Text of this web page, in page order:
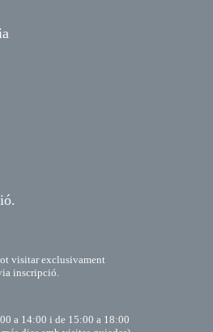
visitar exclusivament
inscripció.
a 14:00 i de 15:00 a 18:00